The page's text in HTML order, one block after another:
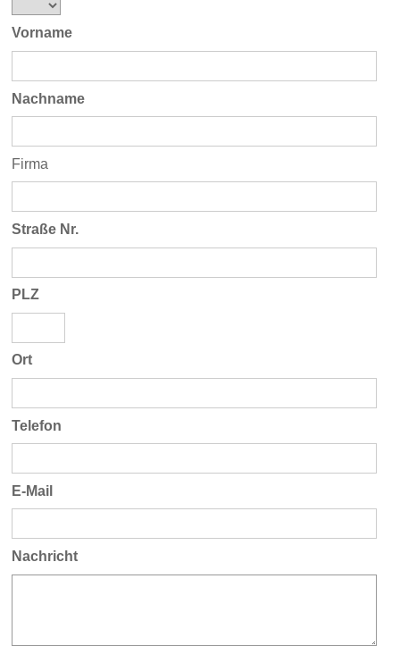
Vorname
Nachname
Firma
Straße Nr.
PLZ
Ort
Telefon
E-Mail
Nachricht